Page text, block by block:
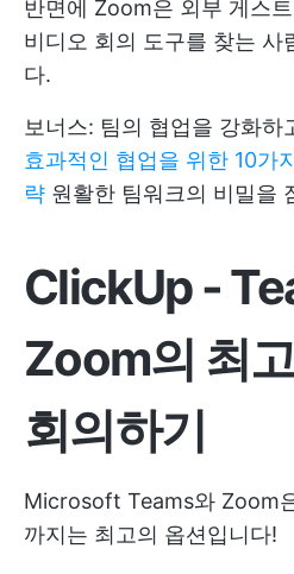
반면에 Zoom은 외부 게스
비디오 회의 도구를 찾는 사
다.
보너스: 팀의 협업을 강화하
효과적인 협업을 위한 10가
략 원활한 팀워크의 비밀을
ClickUp -
Zoom의 최
회의하기
Microsoft Teams와 Zoom
까지는 최고의 옵션입니다!